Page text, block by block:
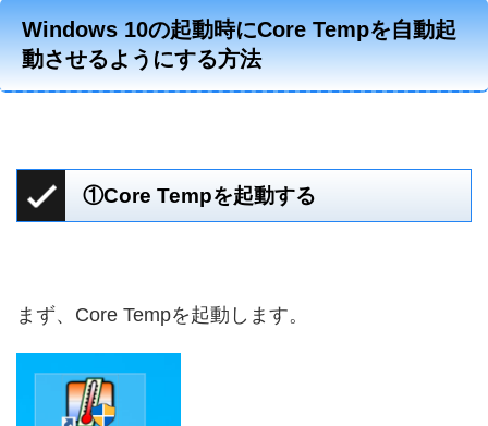
Windows 10の起動時にCore Tempを自動起
動させるようにする方法
①Core Tempを起動する
まず、Core Tempを起動します。